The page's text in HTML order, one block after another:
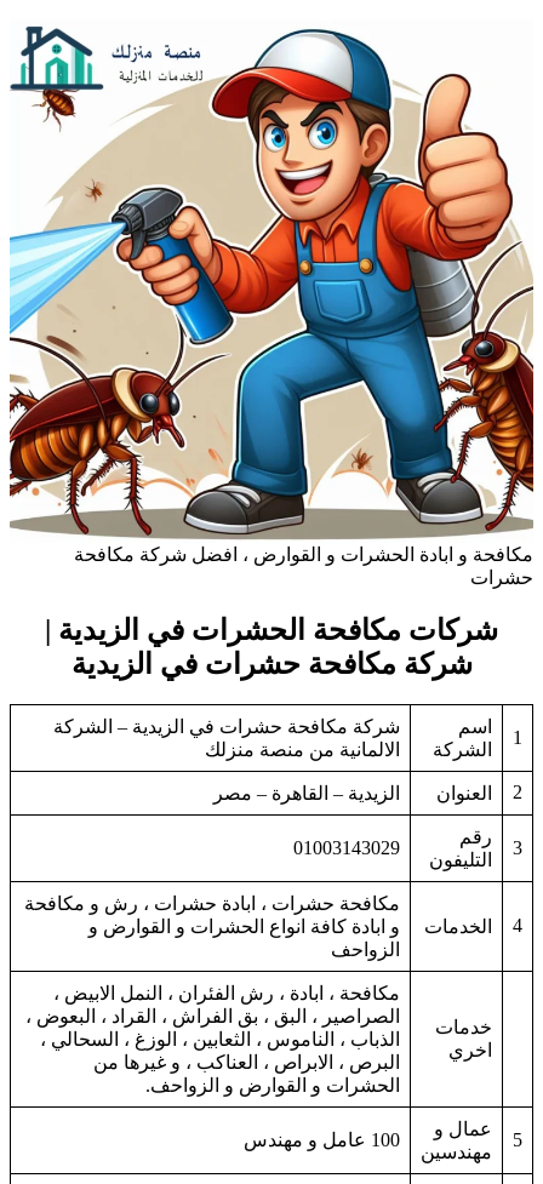
مكافحة و ابادة الحشرات و القوارض ، افضل شركة مكافحة
حشرات
شركات مكافحة الحشرات في الزيدية |
شركة مكافحة حشرات في الزيدية
1
اسم
الشركة
شركة مكافحة حشرات في الزيدية – الشركة
الالمانية من منصة منزلك
2 العنوان الزيدية – القاهرة – مصر
3
رقم
التليفون
01003143029
4 الخدمات
مكافحة حشرات ، ابادة حشرات ، رش و مكافحة
و ابادة كافة انواع الحشرات و القوارض و
الزواحف
خدمات
اخري
مكافحة ، ابادة ، رش الفئران ، النمل الابيض ،
الصراصير ، البق ، بق الفراش ، القراد ، البعوض ،
الذباب ، الناموس ، الثعابين ، الوزغ ، السحالي ،
البرص ، الابراص ، العناكب ، و غيرها من
الحشرات و القوارض و الزواحف.
5
عمال و
مهندسين
100 عامل و مهندس